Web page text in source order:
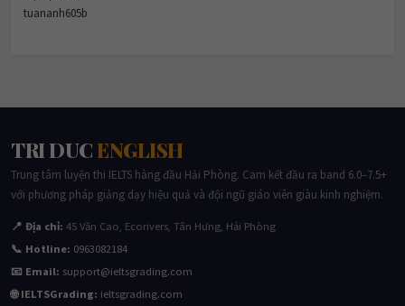
tuananh605b
TRI DUCENGLISH
Trung tâm luyện thi IELTS hàng đầu Hải Phòng. Cam kết đầu ra band 6.0–7.5+
với phương pháp giảng dạy hiệu quả và đội ngũ giáo viên giàu kinh nghiệm.
📍 Địa chỉ: 45 Văn Cao, Ecorivers, Tân Hưng, Hải Phòng
📞 Hotline: 0963082184
📧 Email: support@ieltsgrading.com
🌐 IELTSGrading: ieltsgrading.com